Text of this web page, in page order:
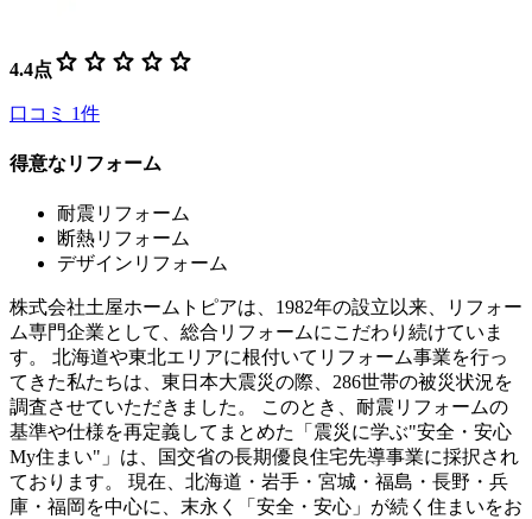
4.4点 star star star star star
口コミ 1件
得意なリフォーム
耐震リフォーム
断熱リフォーム
デザインリフォーム
株式会社土屋ホームトピアは、1982年の設立以来、リフォー
ム専門企業として、総合リフォームにこだわり続けていま
す。 北海道や東北エリアに根付いてリフォーム事業を行っ
てきた私たちは、東日本大震災の際、286世帯の被災状況を
調査させていただきました。 このとき、耐震リフォームの
基準や仕様を再定義してまとめた「震災に学ぶ"安全・安心
My住まい"」は、国交省の長期優良住宅先導事業に採択され
ております。 現在、北海道・岩手・宮城・福島・長野・兵
庫・福岡を中心に、末永く「安全・安心」が続く住まいをお